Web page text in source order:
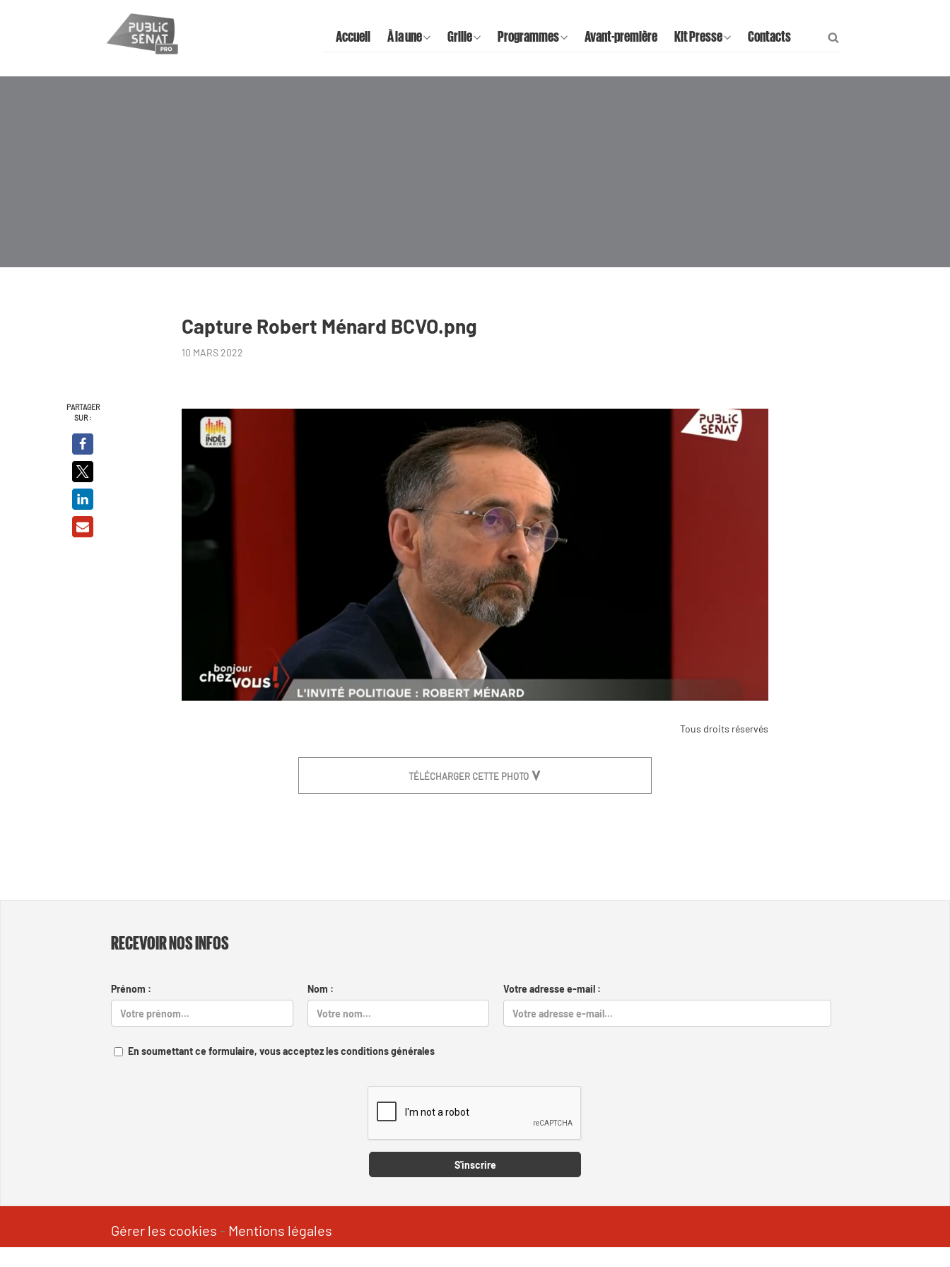
Accueil À la une Grille Programmes Avant-première Kit Presse Contacts
Capture Robert Ménard BCVO.png
10 MARS 2022
PARTAGER
SUR :
Tous droits réservés
TÉLÉCHARGER CETTE PHOTO
RECEVOIR NOS INFOS
Prénom : Nom : Votre adresse e-mail :
En soumettant ce formulaire, vous acceptez les conditions générales
S'inscrire
Gérer les cookies - Mentions légales